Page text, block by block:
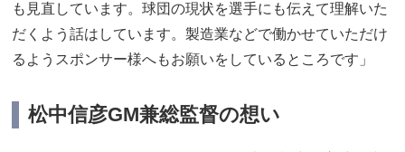
も見直しています。球団の現状を選手にも伝えて理解いた
だくよう話はしています。製造業などで働かせていただけ
るようスポンサー様へもお願いをしているところです」
松中信彦GM兼総監督の想い